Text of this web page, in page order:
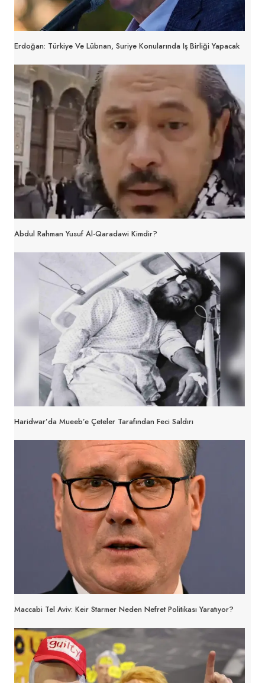
Erdoğan: Türkiye Ve Lübnan, Suriye Konularında Iş Birliği Yapacak
Abdul Rahman Yusuf Al-Qaradawi Kimdir?
Haridwar’da Mueeb’e Çeteler Tarafından Feci Saldırı
Maccabi Tel Aviv: Keir Starmer Neden Nefret Politikası Yaratıyor?